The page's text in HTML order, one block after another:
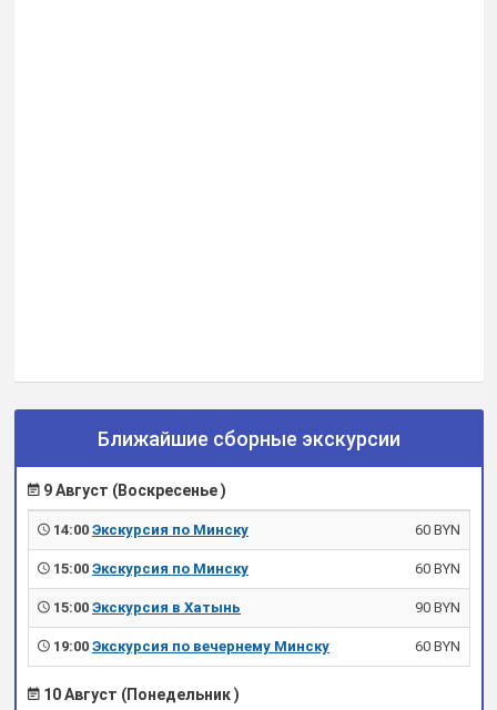
Ближайшие сборные экскурсии
9 Август (Воскресенье )
14:00 Экскурсия по Минску 60 BYN
15:00 Экскурсия по Минску 60 BYN
15:00 Экскурсия в Хатынь 90 BYN
19:00 Экскурсия по вечернему Минску 60 BYN
10 Август (Понедельник )